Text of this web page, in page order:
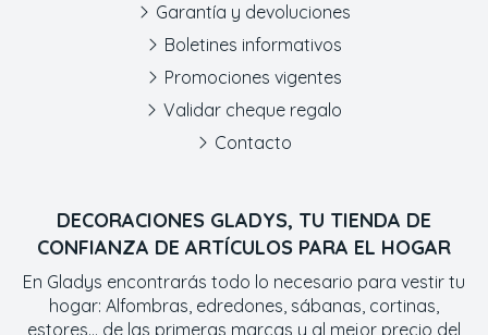
DECORACIONES GLADYS, TU TIENDA DE
CONFIANZA DE ARTÍCULOS PARA EL HOGAR
En Gladys encontrarás todo lo necesario para vestir tu
hogar: Alfombras, edredones, sábanas, cortinas,
estores... de las primeras marcas y al mejor precio del
Garantía y devoluciones
Boletines informativos
Promociones vigentes
Validar cheque regalo
Contacto